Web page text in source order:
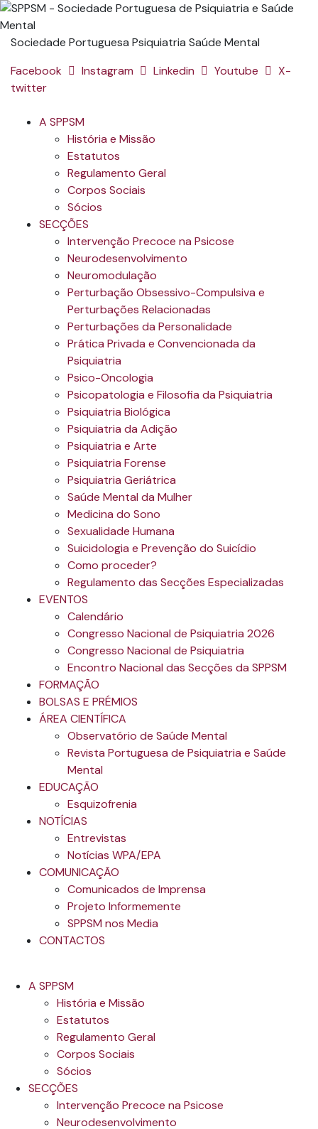
Sociedade Portuguesa Psiquiatria Saúde Mental
Facebook
Instagram Linkedin Youtube
X-
twitter
A SPPSM
História e Missão
Estatutos
Regulamento Geral
Corpos Sociais
Sócios
SECÇÕES
Intervenção Precoce na Psicose
Neurodesenvolvimento
Neuromodulação
Perturbação Obsessivo-Compulsiva e
Perturbações Relacionadas
Perturbações da Personalidade
Prática Privada e Convencionada da
Psiquiatria
Psico-Oncologia
Psicopatologia e Filosofia da Psiquiatria
Psiquiatria Biológica
Psiquiatria da Adição
Psiquiatria e Arte
Psiquiatria Forense
Psiquiatria Geriátrica
Saúde Mental da Mulher
Medicina do Sono
Sexualidade Humana
Suicidologia e Prevenção do Suicídio
Como proceder?
Regulamento das Secções Especializadas
EVENTOS
Calendário
Congresso Nacional de Psiquiatria 2026
Congresso Nacional de Psiquiatria
Encontro Nacional das Secções da SPPSM
FORMAÇÃO
BOLSAS E PRÉMIOS
ÁREA CIENTÍFICA
Observatório de Saúde Mental
Revista Portuguesa de Psiquiatria e Saúde
Mental
EDUCAÇÃO
Esquizofrenia
NOTÍCIAS
Entrevistas
Notícias WPA/EPA
COMUNICAÇÃO
Comunicados de Imprensa
Projeto Informemente
SPPSM nos Media
CONTACTOS
A SPPSM
História e Missão
Estatutos
Regulamento Geral
Corpos Sociais
Sócios
SECÇÕES
Intervenção Precoce na Psicose
Neurodesenvolvimento